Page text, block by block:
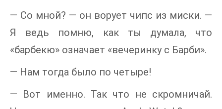
— Со мной? — он ворует чипс из миски. —
Я ведь помню, как ты думала, что
«барбекю» означает «вечеринку с Барби».
— Нам тогда было по четыре!
— Вот именно. Так что не скромничай.